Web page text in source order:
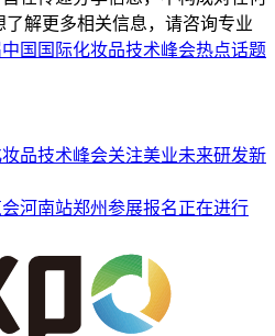
解更多相关信息，请咨询专业
中国国际化妆品技术峰会热点话题
品技术峰会关注美业未来研发新
河南站郑州参展报名正在进行